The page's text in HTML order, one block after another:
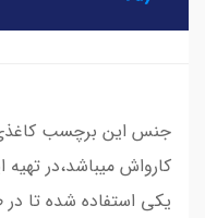
جنس این برچسب
کارواش میباشد،در
یکی استفاده شده تا